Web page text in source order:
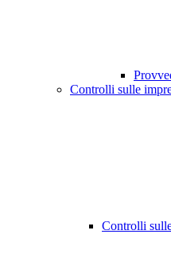
Controlli sulle
Controlli